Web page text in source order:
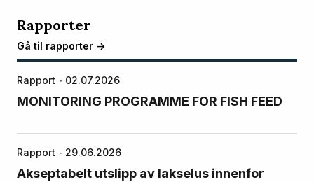
Rapporter
Gå til rapporter ->
Rapport 02.07.2026
MONITORING PROGRAMME FOR FISH FEED
Rapport 29.06.2026
Akseptabelt utslipp av lakselus innenfor